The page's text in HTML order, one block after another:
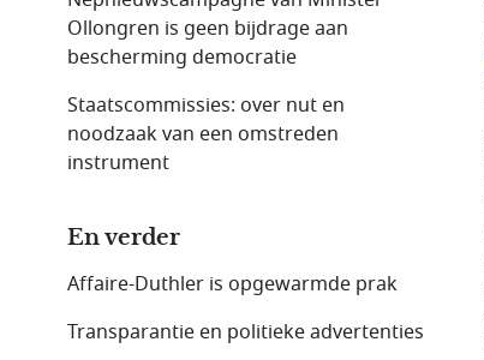
Ollongren is geen bijdrage aan
bescherming democratie
Staatscommissies: over nut en
noodzaak van een omstreden
instrument
En verder
Affaire-Duthler is opgewarmde prak
Transparantie en politieke advertenties